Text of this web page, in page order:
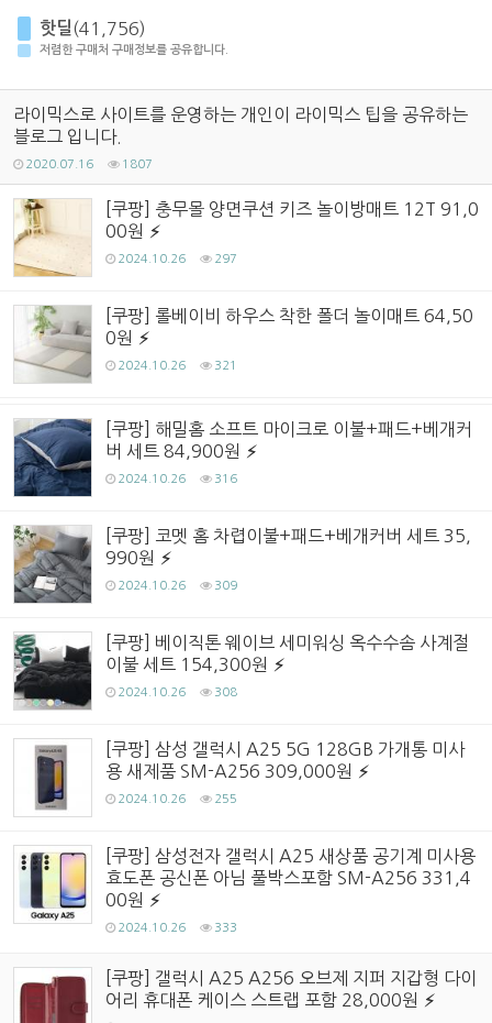
핫딜 (41,756)
저렴한 구매처 구매정보를 공유합니다.
라이믹스로 사이트를 운영하는 개인이 라이믹스 팁을 공유하는
블로그 입니다.
2020.07.16 1807
[쿠팡] 충무몰 양면쿠션 키즈 놀이방매트 12T 91,0
00원
2024.10.26 297
[쿠팡] 롤베이비 하우스 착한 폴더 놀이매트 64,50
0원
2024.10.26 321
[쿠팡] 해밀홈 소프트 마이크로 이불+패드+베개커
버 세트 84,900원
2024.10.26 316
[쿠팡] 코멧 홈 차렵이불+패드+베개커버 세트 35,
990원
2024.10.26 309
[쿠팡] 베이직톤 웨이브 세미워싱 옥수수솜 사계절
이불 세트 154,300원
2024.10.26 308
[쿠팡] 삼성 갤럭시 A25 5G 128GB 가개통 미사
용 새제품 SM-A256 309,000원
2024.10.26 255
[쿠팡] 삼성전자 갤럭시 A25 새상품 공기계 미사용
효도폰 공신폰 아님 풀박스포함 SM-A256 331,4
00원
2024.10.26 333
[쿠팡] 갤럭시 A25 A256 오브제 지퍼 지갑형 다이
어리 휴대폰 케이스 스트랩 포함 28,000원